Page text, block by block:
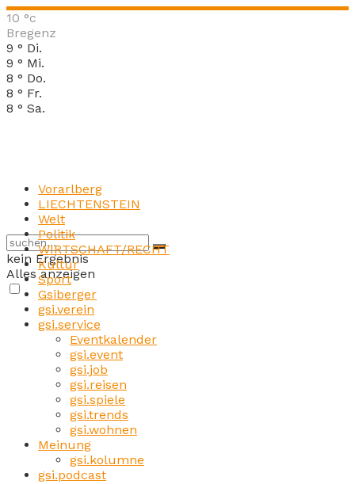
10 °c
Bregenz
9 ° Di.
9 ° Mi.
8 ° Do.
8 ° Fr.
8 ° Sa.
kein Ergebnis
Alles anzeigen
Vorarlberg
LIECHTENSTEIN
Welt
Politik
WIRTSCHAFT/RECHT
Kultur
Sport
Gsiberger
gsi.verein
gsi.service
Eventkalender
gsi.event
gsi.job
gsi.reisen
gsi.spiele
gsi.trends
gsi.wohnen
Meinung
gsi.kolumne
gsi.podcast